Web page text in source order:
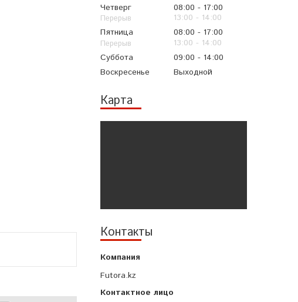
Четверг
08:00
17:00
13:00
14:00
Пятница
08:00
17:00
13:00
14:00
Суббота
09:00
14:00
Воскресенье
Выходной
Карта
Контакты
Futora.kz